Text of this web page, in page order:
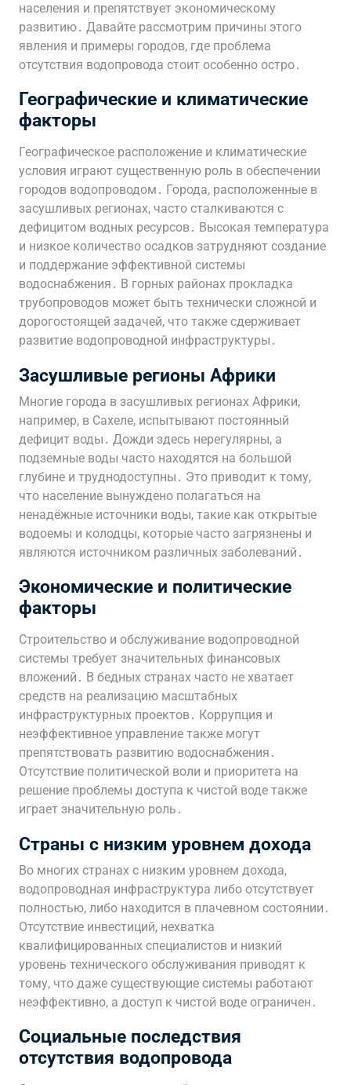
населения и препятствует экономическому
развитию․ Давайте рассмотрим причины этого
явления и примеры городов, где проблема
отсутствия водопровода стоит особенно остро․
Географические и климатические
факторы
Географическое расположение и климатические
условия играют существенную роль в обеспечении
городов водопроводом․ Города, расположенные в
засушливых регионах, часто сталкиваются с
дефицитом водных ресурсов․ Высокая температура
и низкое количество осадков затрудняют создание
и поддержание эффективной системы
водоснабжения․ В горных районах прокладка
трубопроводов может быть технически сложной и
дорогостоящей задачей, что также сдерживает
развитие водопроводной инфраструктуры․
Засушливые регионы Африки
Многие города в засушливых регионах Африки,
например, в Сахеле, испытывают постоянный
дефицит воды․ Дожди здесь нерегулярны, а
подземные воды часто находятся на большой
глубине и труднодоступны․ Это приводит к тому,
что население вынуждено полагаться на
ненадёжные источники воды, такие как открытые
водоемы и колодцы, которые часто загрязнены и
являются источником различных заболеваний․
Экономические и политические
факторы
Строительство и обслуживание водопроводной
системы требует значительных финансовых
вложений․ В бедных странах часто не хватает
средств на реализацию масштабных
инфраструктурных проектов․ Коррупция и
неэффективное управление также могут
препятствовать развитию водоснабжения․
Отсутствие политической воли и приоритета на
решение проблемы доступа к чистой воде также
играет значительную роль․
Страны с низким уровнем дохода
Во многих странах с низким уровнем дохода,
водопроводная инфраструктура либо отсутствует
полностью, либо находится в плачевном состоянии․
Отсутствие инвестиций, нехватка
квалифицированных специалистов и низкий
уровень технического обслуживания приводят к
тому, что даже существующие системы работают
неэффективно, а доступ к чистой воде ограничен․
Социальные последствия
отсутствия водопровода